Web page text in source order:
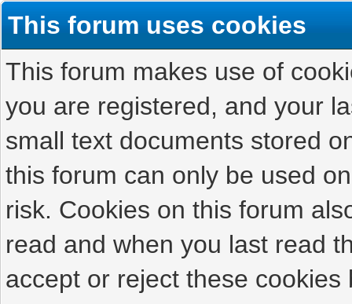
This forum uses cookies
This forum makes use of
you are registered, and your
small text documents stored
this forum can only be used
risk. Cookies on this forum
read and when you last read
accept or reject these cookies